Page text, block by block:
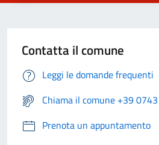
Contatta il comune
Leggi le domande frequenti
Chiama il comune +39
Prenota un appuntamento